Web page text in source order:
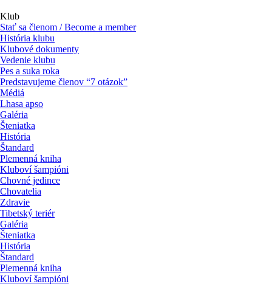
Klub
Stať sa členom / Become a member
História klubu
Klubové dokumenty
Vedenie klubu
Pes a suka roka
Predstavujeme členov “7 otázok”
Médiá
Lhasa apso
Galéria
Šteniatka
História
Štandard
Plemenná kniha
Kluboví šampióni
Chovné jedince
Chovatelia
Zdravie
Tibetský teriér
Galéria
Šteniatka
História
Štandard
Plemenná kniha
Kluboví šampióni